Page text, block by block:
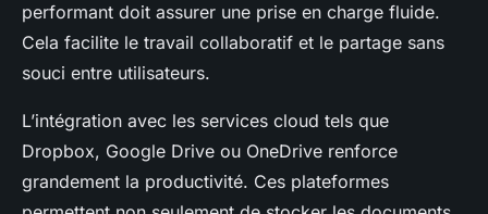
performant doit assurer une prise en charge fluide.
Cela facilite le travail collaboratif et le partage sans
souci entre utilisateurs.
L’intégration avec les services cloud tels que
Dropbox, Google Drive ou OneDrive renforce
grandement la productivité. Ces plateformes